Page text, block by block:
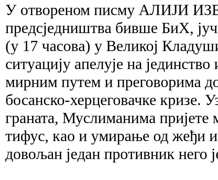
У отвореном писму АЛИЈИ
предсједништва бивше БиХ,
(у 17 часова) у Великој
ситуацију апелује на
мирним путем и преговорима
босанско-херцеговачке кризе.
граната, Муслиманима пријете
тифус, као и умирање од жеђи
довољан један противник него